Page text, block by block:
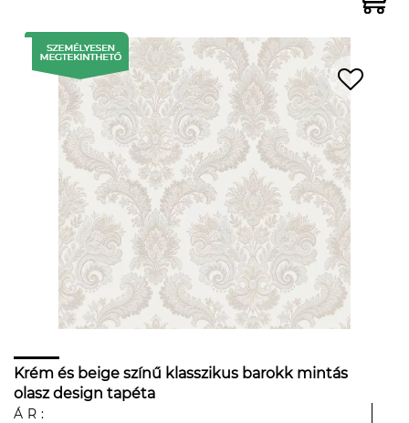
Krém és beige színű klasszikus barokk mintás
olasz design tapéta
ÁR: